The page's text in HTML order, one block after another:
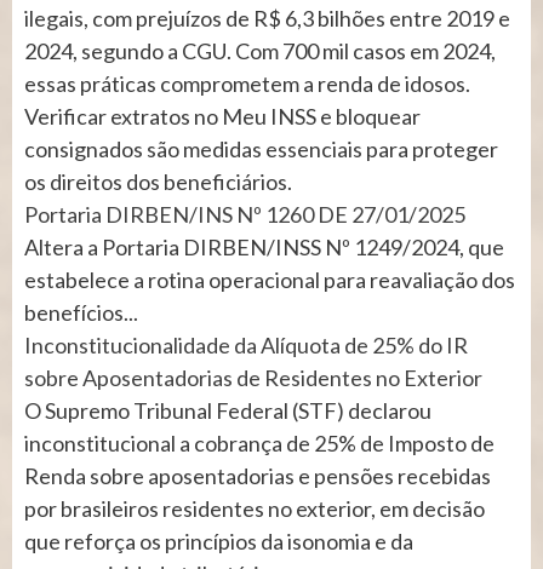
ilegais, com prejuízos de R$ 6,3 bilhões entre 2019 e
2024, segundo a CGU. Com 700 mil casos em 2024,
essas práticas comprometem a renda de idosos.
Verificar extratos no Meu INSS e bloquear
consignados são medidas essenciais para proteger
os direitos dos beneficiários.
Portaria DIRBEN/INS Nº 1260 DE 27/01/2025
Altera a Portaria DIRBEN/INSS Nº 1249/2024, que
estabelece a rotina operacional para reavaliação dos
benefícios...
Inconstitucionalidade da Alíquota de 25% do IR
sobre Aposentadorias de Residentes no Exterior
O Supremo Tribunal Federal (STF) declarou
inconstitucional a cobrança de 25% de Imposto de
Renda sobre aposentadorias e pensões recebidas
por brasileiros residentes no exterior, em decisão
que reforça os princípios da isonomia e da